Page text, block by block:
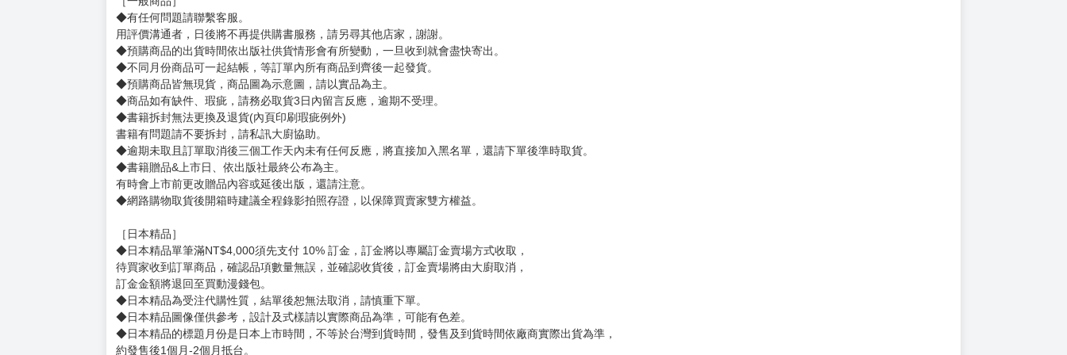
目前最偉大的願望，是努力增加荷包的飽和度，以便出國增長見識。（←確定不是玩樂兼敗家？）
最想對大家說的話是：歡迎光臨奇幻世界，請把書買回家吧！（笑）
銀千羽-伊人難為 www.facebook.com/ynnovel
賣場規則
【下標前，請詳閱以下事項，完全同意才請下標，下標後視同完全同意】
［一般商品］
◆有任何問題請聯繫客服。
用評價溝通者，日後將不再提供購書服務，請另尋其他店家，謝謝。
◆不同月份商品可一起結帳，等訂單內所有商品到齊後一起發貨。
◆預購商品皆無現貨，商品圖為示意圖，請以實品為主。
◆商品如有缺件、瑕疵，請務必取貨3日內留言反應，逾期不受理。
◆書籍拆封無法更換及退貨(內頁印刷瑕疵例外)
書籍有問題請不要拆封，請私訊大廚協助。
◆逾期未取且訂單取消後三個工作天內未有任何反應，將直接加入黑名單，還請下單後準時取貨。
◆書籍贈品&上市日、依出版社最終公布為主。
有時會上市前更改贈品內容或延後出版，還請注意。